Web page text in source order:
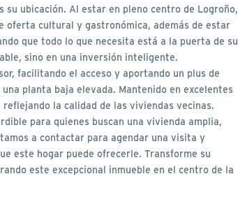
ubicación. Al estar en pleno centro de Logroño,
oferta cultural y gastronómica, además de estar
que todo lo que necesita está a la puerta de su
sino en una inversión inteligente.
facilitando el acceso y aportando un plus de
planta baja elevada. Mantenido en excelentes
la calidad de las viviendas vecinas.
para quienes buscan una vivienda amplia,
a contactar para agendar una visita y
este hogar puede ofrecerle. Transforme su
este excepcional inmueble en el centro de la